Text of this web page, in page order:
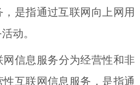
是指通过互联网向上网用
动。
信息服务分为经营性和非
互联网信息服务，是指通